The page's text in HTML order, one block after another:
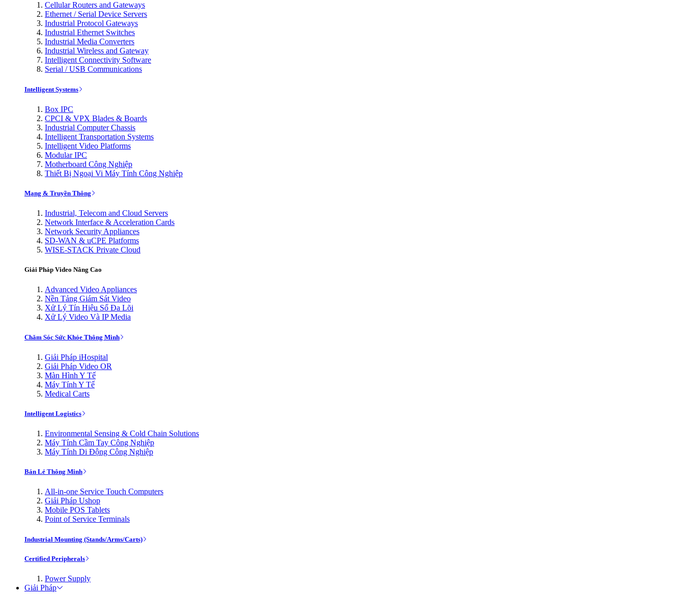
Cellular Routers and Gateways
Ethernet / Serial Device Servers
Industrial Protocol Gateways
Industrial Ethernet Switches
Industrial Media Converters
Industrial Wireless and Gateway
Intelligent Connectivity Software
Serial / USB Communications
Intelligent Systems
Box IPC
CPCI & VPX Blades & Boards
Industrial Computer Chassis
Intelligent Transportation Systems
Intelligent Video Platforms
Modular IPC
Motherboard Công Nghiệp
Thiết Bị Ngoại Vi Máy Tính Công Nghiệp
Mạng & Truyền Thông
Industrial, Telecom and Cloud Servers
Network Interface & Acceleration Cards
Network Security Appliances
SD-WAN & uCPE Platforms
WISE-STACK Private Cloud
Giải Pháp Video Nâng Cao
Advanced Video Appliances
Nền Tảng Giám Sát Video
Xử Lý Tín Hiệu Số Đa Lõi
Xử Lý Video Và IP Media
Chăm Sóc Sức Khỏe Thông Minh
Giải Pháp iHospital
Giải Pháp Video OR
Màn Hình Y Tế
Máy Tính Y Tế
Medical Carts
Intelligent Logistics
Environmental Sensing & Cold Chain Solutions
Máy Tính Cầm Tay Công Nghiệp
Máy Tính Di Động Công Nghiệp
Bán Lẻ Thông Minh
All-in-one Service Touch Computers
Giải Pháp Ushop
Mobile POS Tablets
Point of Service Terminals
Industrial Mounting (Stands/Arms/Carts)
Certified Peripherals
Power Supply
Giải Pháp